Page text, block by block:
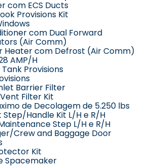
com ECS Ducts
Provisions Kit
com Dual Forward
(Air Comm)
Heater com Defrost (Air Comm)
AMP/H
Tank Provisions
Barrier Filter
Filter Kit
de Decolagem de 5.250 lbs
Step/Handle Kit L/H e R/H
Step L/H e R/H
Crew and Baggage Door
Kit
Spacemaker